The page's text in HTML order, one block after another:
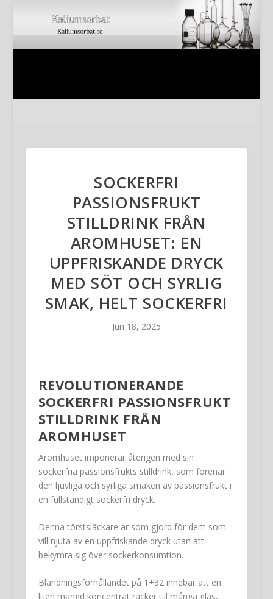
SOCKERFRI
PASSIONSFRUKT
STILLDRINK FRÅN
AROMHUSET: EN
UPPFRISKANDE DRYCK
MED SÖT OCH SYRLIG
SMAK, HELT SOCKERFRI
Jun 18, 2025
REVOLUTIONERANDE
SOCKERFRI PASSIONSFRUKT
STILLDRINK FRÅN
AROMHUSET
Aromhuset imponerar återigen med sin
sockerfria passionsfrukts stilldrink, som förenar
den ljuvliga och syrliga smaken av passionsfrukt i
en fullständigt sockerfri dryck.
Denna törstsläckare är som gjord för dem som
vill njuta av en uppfriskande dryck utan att
bekymra sig över sockerkonsumtion.
Blandningsförhållandet på 1+32 innebär att en
liten mängd koncentrat räcker till många glas,